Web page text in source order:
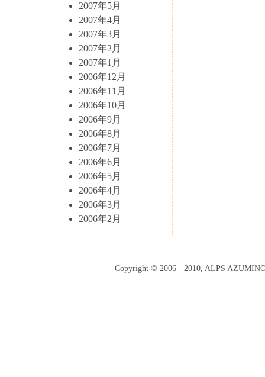
2007年5月
2007年4月
2007年3月
2007年2月
2007年1月
2006年12月
2006年11月
2006年10月
2006年9月
2006年8月
2006年7月
2006年6月
2006年5月
2006年4月
2006年3月
2006年2月
Copyright © 2006 - 2010, ALPS